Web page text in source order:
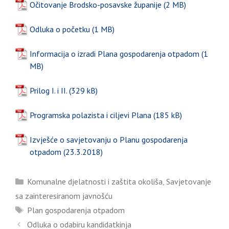
Očitovanje Brodsko-posavske županije
Odluka o početku
Informacija o izradi Plana gospodarenja otpadom
Prilog I. i II.
Programska polazista i ciljevi Plana
Izvješće o savjetovanju o Planu gospodarenja
otpadom (23.3.2018)
Kategorije
Komunalne djelatnosti i zaštita okoliša, Savjetovanje
sa zainteresiranom javnošću
Oznake
Plan gospodarenja otpadom
Odluka o odabiru kandidatkinja